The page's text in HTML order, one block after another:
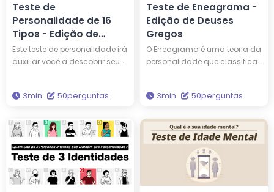
Teste de
Personalidade de 16
Tipos - Edição de
Figuras Históricas
Este teste de personalidade irá
auxiliar você a descobrir seu
personalidades de pessoas
inclusive, compartilhar o
mesmo tipo de personalidade
que Edison e Einstein! Realize o
teste para obter novas
percepções sobre si mesmo e
sua personalidade.
3min 50perguntas
Teste de Eneagrama -
Edição de Deuses
Gregos
O Eneagrama é uma teoria da
personalidade que classifica
é o seu tipo de Eneagrama e
mesmo tipo de personalidade
que você. Obtenha a
sabedoria para iluminar sua
vida por meio deste teste.
3min 50perguntas